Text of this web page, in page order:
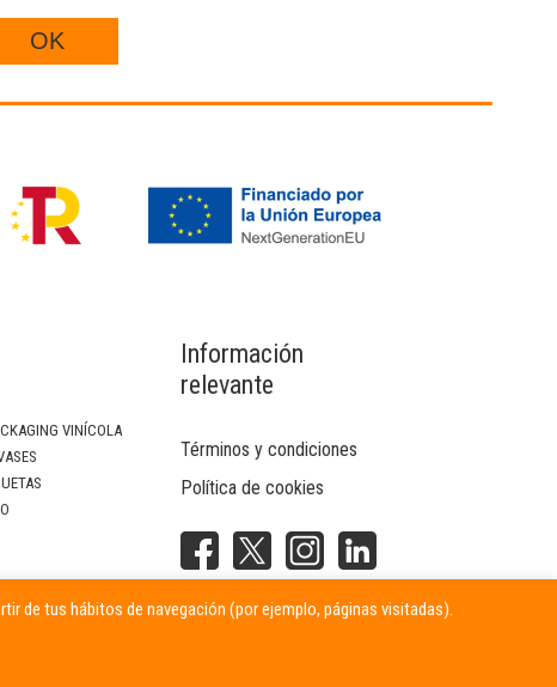
VINÍCOLA
Información
relevante
Términos y condiciones
Política de cookies
de tus hábitos de navegación (por ejemplo, páginas visitadas).